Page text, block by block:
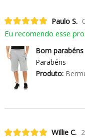
Paulo S.
Eu recomendo esse
Bom parabéns
Parabéns
Produto:
Willie C.